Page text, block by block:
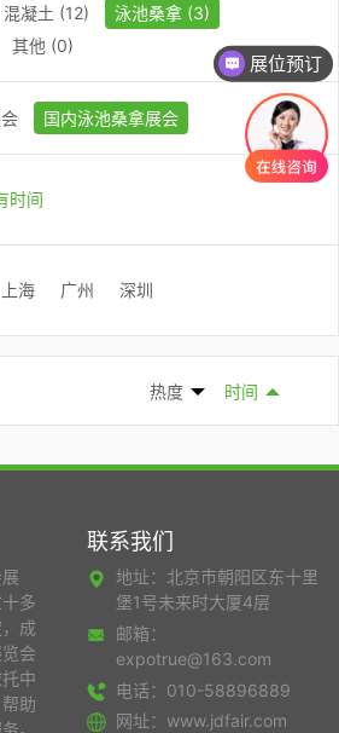
混凝土 (12)
泳池桑拿 (3)
其他 (0)
国内泳池桑拿展会
时间
上海 广州 深圳
热度 时间
多
成
会
中
助
。
联系我们
地址：北京市朝阳区东十里
堡1号未来时大厦4层
邮箱：
expotrue@163.com
电话：010-58896889
网址：www.jdfair.com
展位预订